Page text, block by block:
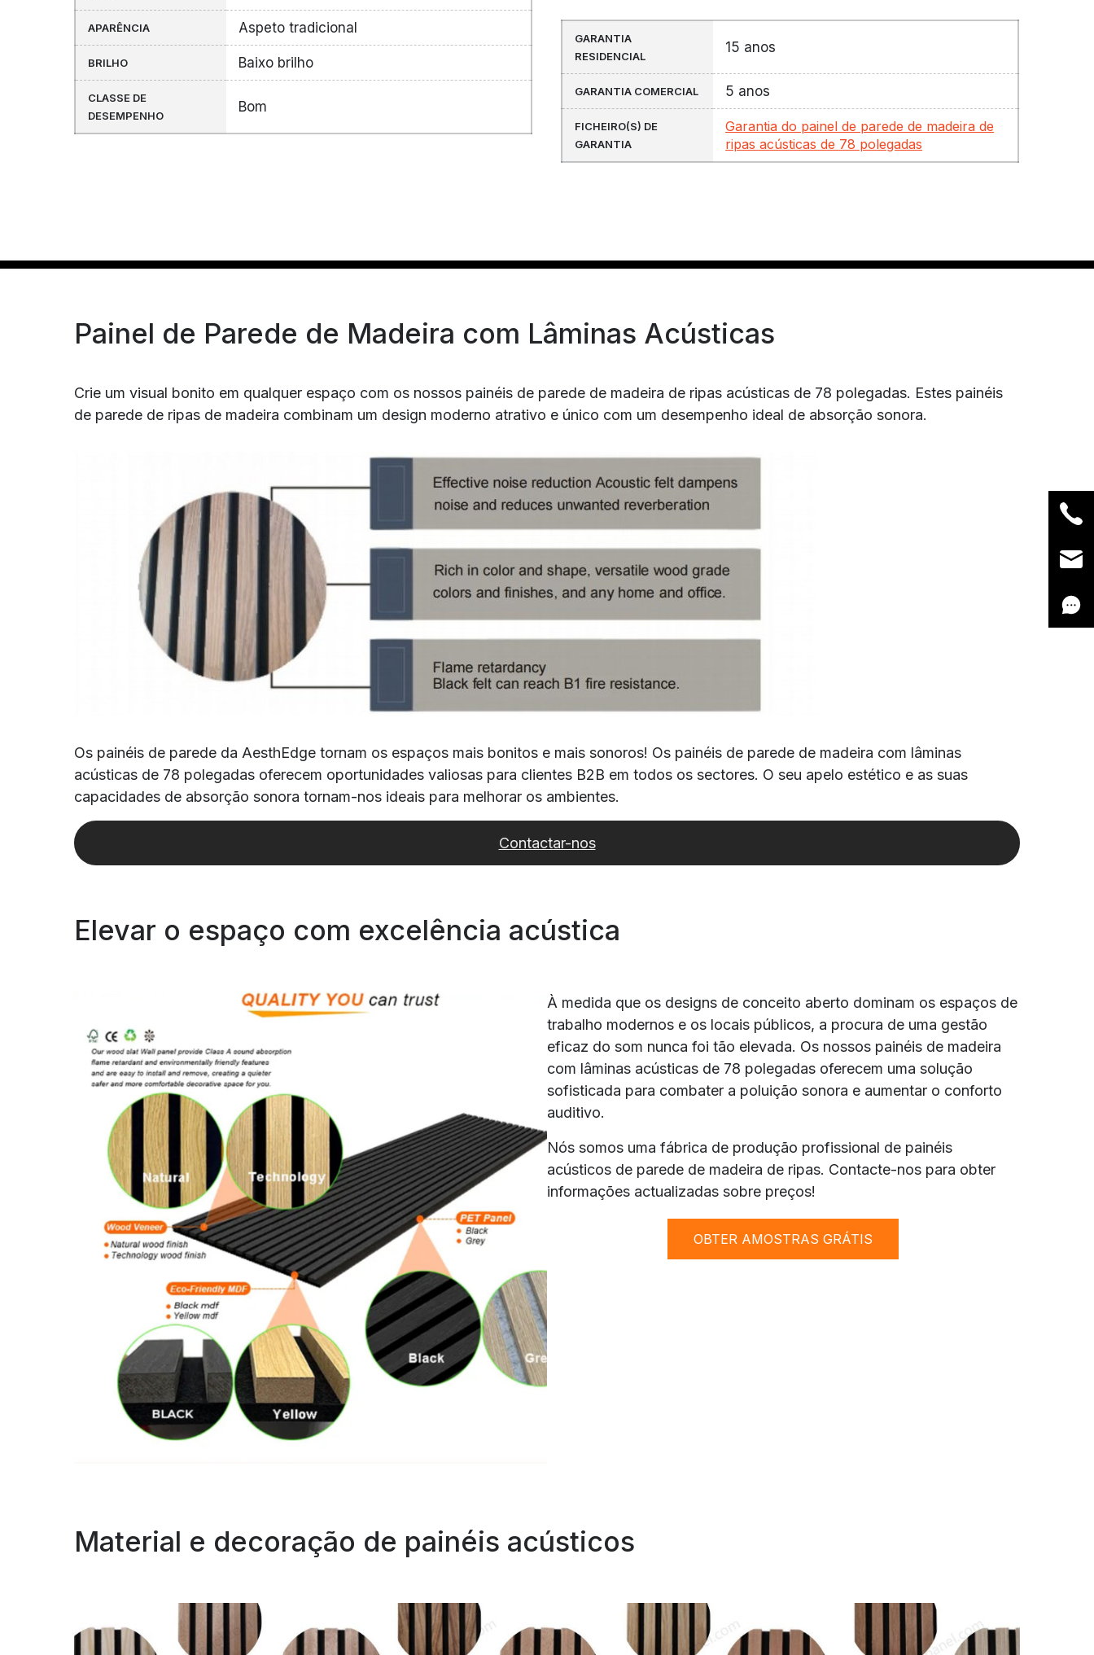
APARÊNCIA Aspeto tradicional
BRILHO Baixo brilho
CLASSE DE
DESEMPENHO
Bom
GARANTIA
RESIDENCIAL
15 anos
GARANTIA COMERCIAL 5 anos
FICHEIRO(S) DE
GARANTIA
Garantia do painel de parede de madeira de
ripas acústicas de 78 polegadas
Painel de Parede de Madeira com Lâminas Acústicas
Crie um visual bonito em qualquer espaço com os nossos painéis de parede de madeira de ripas acústicas de 78 polegadas. Estes painéis
de parede de ripas de madeira combinam um design moderno atrativo e único com um desempenho ideal de absorção sonora.
Os painéis de parede da AesthEdge tornam os espaços mais bonitos e mais sonoros! Os painéis de parede de madeira com lâminas
acústicas de 78 polegadas oferecem oportunidades valiosas para clientes B2B em todos os sectores. O seu apelo estético e as suas
capacidades de absorção sonora tornam-nos ideais para melhorar os ambientes.
Contactar-nos
Elevar o espaço com excelência acústica
À medida que os designs de conceito aberto dominam os espaços de
trabalho modernos e os locais públicos, a procura de uma gestão
eficaz do som nunca foi tão elevada. Os nossos painéis de madeira
com lâminas acústicas de 78 polegadas oferecem uma solução
sofisticada para combater a poluição sonora e aumentar o conforto
auditivo.
Nós somos uma fábrica de produção profissional de painéis
acústicos de parede de madeira de ripas. Contacte-nos para obter
informações actualizadas sobre preços!
OBTER AMOSTRAS GRÁTIS
Material e decoração de painéis acústicos